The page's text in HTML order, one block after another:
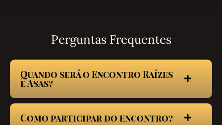
Perguntas Frequentes
Quando será o Encontro Raízes
e Asas?
Como participar do encontro?